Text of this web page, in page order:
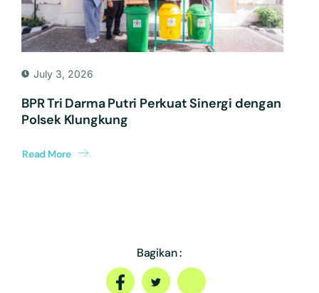
July 3, 2026
BPR Tri Darma Putri Perkuat Sinergi dengan
Polsek Klungkung
Read More
Bagikan :